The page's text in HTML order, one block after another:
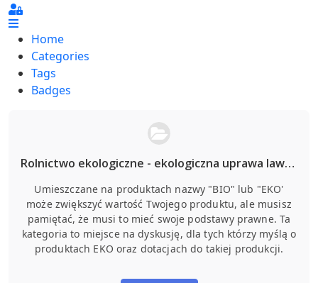
Sign In
Home
Categories
Tags
Badges
Rolnictwo ekologiczne - ekologiczna uprawa lawendy
Umieszczane na produktach nazwy "BIO" lub "EKO'
może zwiększyć wartość Twojego produktu, ale musisz
pamiętać, że musi to mieć swoje podstawy prawne. Ta
kategoria to miejsce na dyskusję, dla tych którzy myślą o
produktach EKO oraz dotacjach do takiej produkcji.